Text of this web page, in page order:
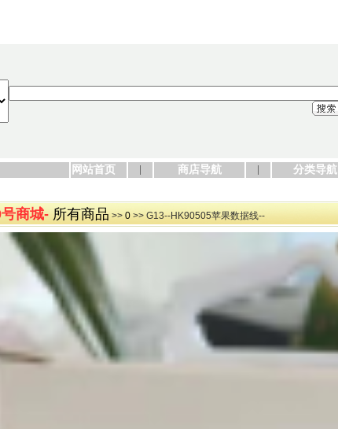
网站首页 商店导航 分类导航
商城- 所有商品 >> 0 >> G13--HK90505苹果数据线--